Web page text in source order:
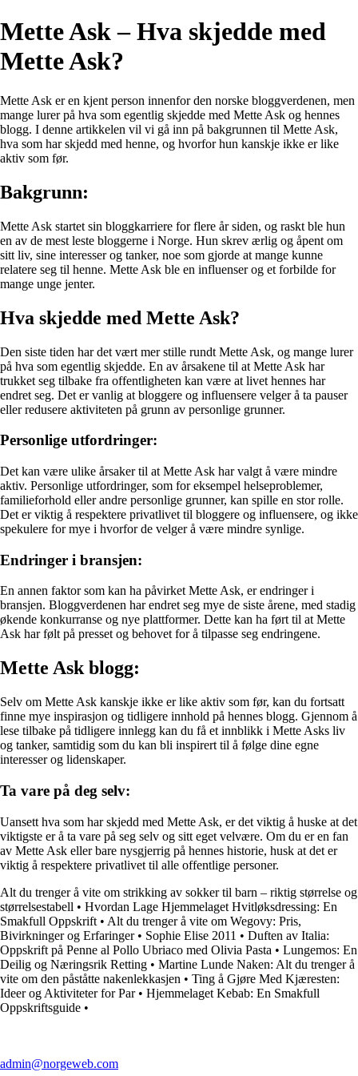
Mette Ask – Hva skjedde med
Mette Ask?
Mette Ask er en kjent person innenfor den norske bloggverdenen, men
mange lurer på hva som egentlig skjedde med Mette Ask og hennes
blogg. I denne artikkelen vil vi gå inn på bakgrunnen til Mette Ask,
hva som har skjedd med henne, og hvorfor hun kanskje ikke er like
aktiv som før.
Bakgrunn:
Mette Ask startet sin bloggkarriere for flere år siden, og raskt ble hun
en av de mest leste bloggerne i Norge. Hun skrev ærlig og åpent om
sitt liv, sine interesser og tanker, noe som gjorde at mange kunne
relatere seg til henne. Mette Ask ble en influenser og et forbilde for
mange unge jenter.
Hva skjedde med Mette Ask?
Den siste tiden har det vært mer stille rundt Mette Ask, og mange lurer
på hva som egentlig skjedde. En av årsakene til at Mette Ask har
trukket seg tilbake fra offentligheten kan være at livet hennes har
endret seg. Det er vanlig at bloggere og influensere velger å ta pauser
eller redusere aktiviteten på grunn av personlige grunner.
Personlige utfordringer:
Det kan være ulike årsaker til at Mette Ask har valgt å være mindre
aktiv. Personlige utfordringer, som for eksempel helseproblemer,
familieforhold eller andre personlige grunner, kan spille en stor rolle.
Det er viktig å respektere privatlivet til bloggere og influensere, og ikke
spekulere for mye i hvorfor de velger å være mindre synlige.
Endringer i bransjen:
En annen faktor som kan ha påvirket Mette Ask, er endringer i
bransjen. Bloggverdenen har endret seg mye de siste årene, med stadig
økende konkurranse og nye plattformer. Dette kan ha ført til at Mette
Ask har følt på presset og behovet for å tilpasse seg endringene.
Mette Ask blogg:
Selv om Mette Ask kanskje ikke er like aktiv som før, kan du fortsatt
finne mye inspirasjon og tidligere innhold på hennes blogg. Gjennom å
lese tilbake på tidligere innlegg kan du få et innblikk i Mette Asks liv
og tanker, samtidig som du kan bli inspirert til å følge dine egne
interesser og lidenskaper.
Ta vare på deg selv:
Uansett hva som har skjedd med Mette Ask, er det viktig å huske at det
viktigste er å ta vare på seg selv og sitt eget velvære. Om du er en fan
av Mette Ask eller bare nysgjerrig på hennes historie, husk at det er
viktig å respektere privatlivet til alle offentlige personer.
Alt du trenger å vite om strikking av sokker til barn – riktig størrelse og
størrelsestabell • Hvordan Lage Hjemmelaget Hvitløksdressing: En
Smakfull Oppskrift • Alt du trenger å vite om Wegovy: Pris,
Bivirkninger og Erfaringer• Sophie Elise 2011 • Duften av Italia:
Oppskrift på Penne al Pollo Ubriaco med Olivia Pasta • Lungemos: En
Deilig og Næringsrik Retting • Martine Lunde Naken: Alt du trenger å
vite om den påståtte nakenlekkasjen • Ting å Gjøre Med Kjæresten:
Ideer og Aktiviteter for Par• Hjemmelaget Kebab: En Smakfull
Oppskriftsguide •
admin@norgeweb.com